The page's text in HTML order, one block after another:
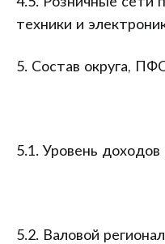
техники и
5. Состав округа,
5.1. Уровень доходов
5.2. Валовой